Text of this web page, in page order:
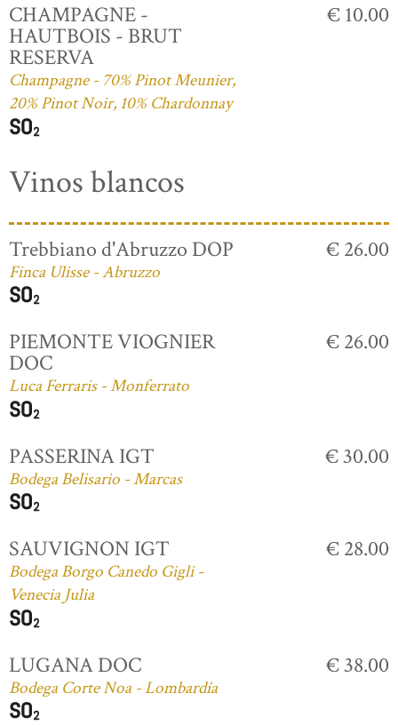
CHAMPAGNE -
HAUTBOIS - BRUT
RESERVA
Champagne - 70% Pinot Meunier,
20% Pinot Noir, 10% Chardonnay
€ 10.00
Vinos blancos
Trebbiano d'Abruzzo DOP
Finca Ulisse - Abruzzo
€ 26.00
PIEMONTE VIOGNIER
DOC
Luca Ferraris - Monferrato
€ 26.00
PASSERINA IGT
Bodega Belisario - Marcas
€ 30.00
SAUVIGNON IGT
Bodega Borgo Canedo Gigli -
Venecia Julia
€ 28.00
LUGANA DOC
Bodega Corte Noa - Lombardía
€ 38.00